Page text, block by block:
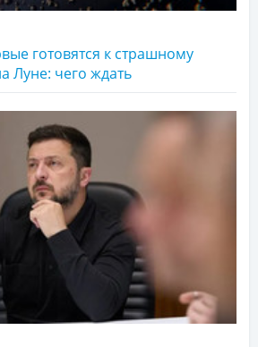
готовятся к страшному
Луне: чего ждать